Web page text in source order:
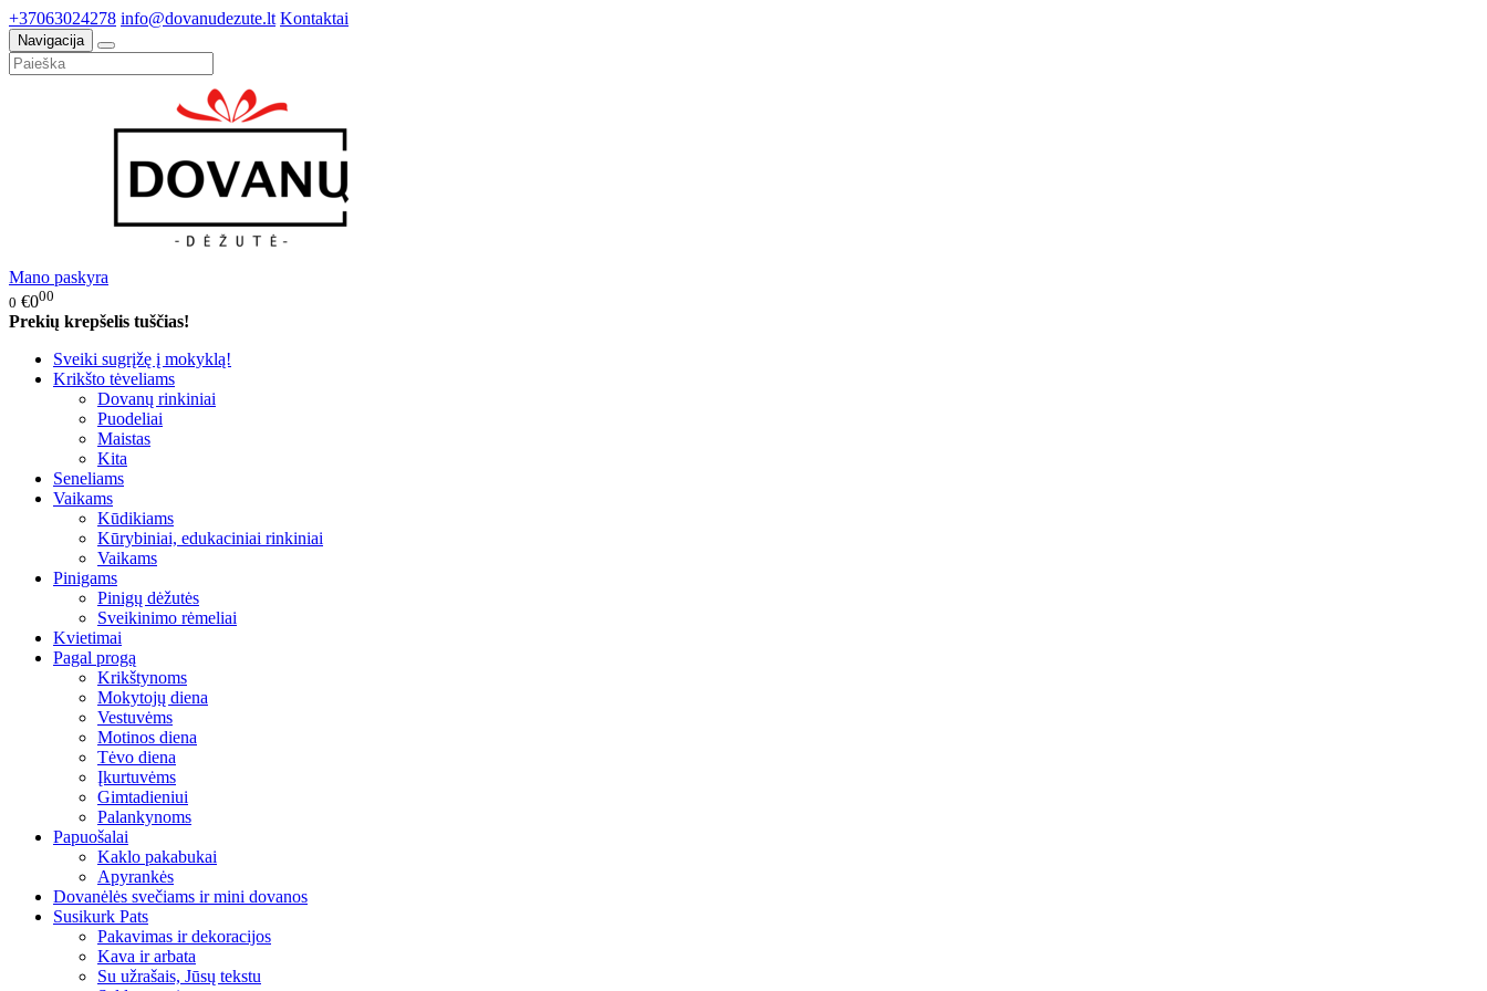
+37063024278 info@dovanudezute.lt Kontaktai
Navigacija
Mano paskyra
0 €000
Prekių krepšelis tuščias!
Sveiki sugrįžę į mokyklą!
Krikšto tėveliams
Dovanų rinkiniai
Puodeliai
Maistas
Kita
Seneliams
Vaikams
Kūdikiams
Kūrybiniai, edukaciniai rinkiniai
Vaikams
Pinigams
Pinigų dėžutės
Sveikinimo rėmeliai
Kvietimai
Pagal progą
Krikštynoms
Mokytojų diena
Vestuvėms
Motinos diena
Tėvo diena
Įkurtuvėms
Gimtadieniui
Palankynoms
Papuošalai
Kaklo pakabukai
Apyrankės
Dovanėlės svečiams ir mini dovanos
Susikurk Pats
Pakavimas ir dekoracijos
Kava ir arbata
Su užrašais, Jūsų tekstu